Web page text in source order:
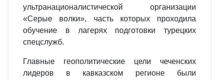
ультранационалистической организации
«Серые волки», часть которых проходила
обучение в лагерях подготовки турецких
спецслужб.
Главные геополитические цели чеченских
лидеров в кавказском регионе были